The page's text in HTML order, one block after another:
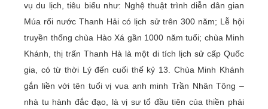
vụ du lịch, tiêu biểu như: Nghệ thuật trình diễn dân gian
Múa rối nước Thanh Hải có lịch sử trên 300 năm; Lễ hội
truyền thống chùa Hào Xá gần 1000 năm tuổi; chùa Minh
Khánh, thị trấn Thanh Hà là một di tích lịch sử cấp Quốc
gia, có từ thời Lý đến cuối thế kỷ 13. Chùa Minh Khánh
gắn liền với tên tuổi vị vua anh minh Trần Nhân Tông –
nhà tu hành đắc đạo, là vị sư tổ đầu tiên của thiền phái